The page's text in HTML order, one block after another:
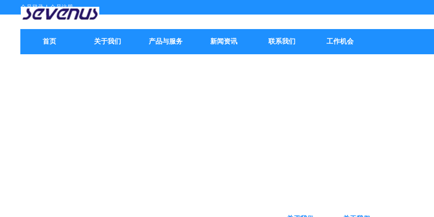
首页 关于我们 产品与服务 新闻资讯 联系我们 工作机会
会员登录 | 会员注册